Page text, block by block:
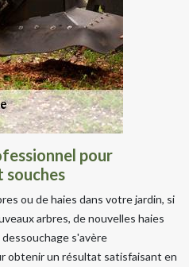
pour
souches
ou de haies dans votre jardin, si
arbres, de nouvelles haies
s'avère
obtenir un résultat satisfaisant en